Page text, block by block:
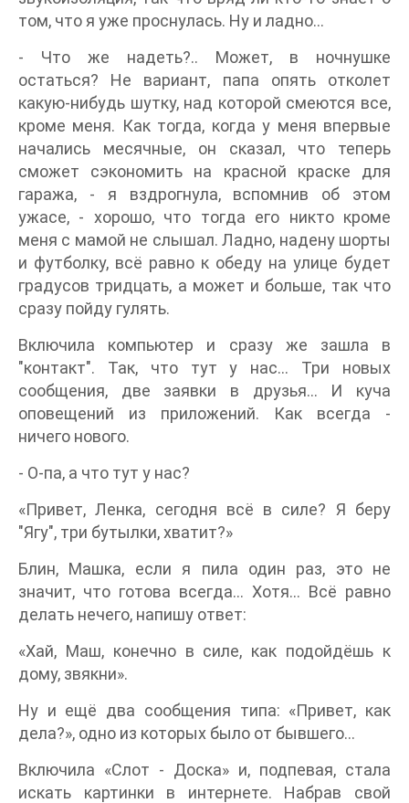
том, что я уже проснулась. Ну и ладно…
- Что же надеть?.. Может, в ночнушке
остаться? Не вариант, папа опять отколет
какую-нибудь шутку, над которой смеются все,
кроме меня. Как тогда, когда у меня впервые
начались месячные, он сказал, что теперь
сможет сэкономить на красной краске для
гаража, - я вздрогнула, вспомнив об этом
ужасе, - хорошо, что тогда его никто кроме
меня с мамой не слышал. Ладно, надену шорты
и футболку, всё равно к обеду на улице будет
градусов тридцать, а может и больше, так что
сразу пойду гулять.
Включила компьютер и сразу же зашла в
"контакт". Так, что тут у нас... Три новых
сообщения, две заявки в друзья… И куча
оповещений из приложений. Как всегда -
ничего нового.
- О-па, а что тут у нас?
«Привет, Ленка, сегодня всё в силе? Я беру
"Ягу", три бутылки, хватит?»
Блин, Машка, если я пила один раз, это не
значит, что готова всегда… Хотя… Всё равно
делать нечего, напишу ответ:
«Хай, Маш, конечно в силе, как подойдёшь к
дому, звякни».
Ну и ещё два сообщения типа: «Привет, как
дела?», одно из которых было от бывшего…
Включила «Слот - Доска» и, подпевая, стала
искать картинки в интернете. Набрав свой